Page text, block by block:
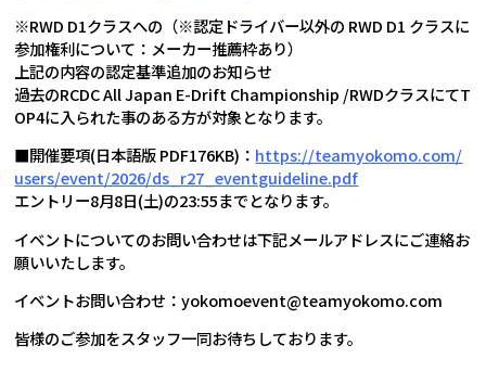
※RWD D1クラスへの（※認定ドライバー以外の RWD D1 クラスに
参加権利について：メーカー推薦枠あり）
上記の内容の認定基準追加のお知らせ
過去のRCDC All Japan E-Drift Championship /RWDクラスにてT
OP4に入られた事のある方が対象となります。
■開催要項(日本語版 PDF176KB)： https://teamyokomo.com/
users/event/2026/ds_r27_eventguideline.pdf
エントリー8月8日(土)の23:55までとなります。
イベントについてのお問い合わせは下記メールアドレスにご連絡お
願いいたします。
イベントお問い合わせ：yokomoevent@teamyokomo.com
皆様のご参加をスタッフ一同お待ちしております。